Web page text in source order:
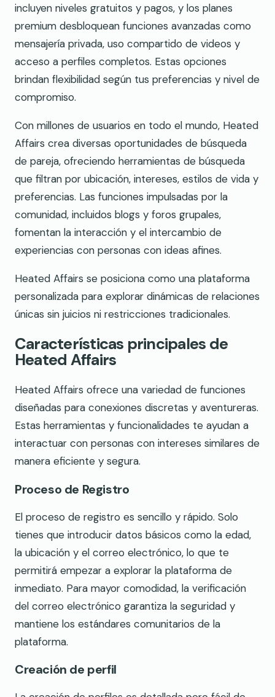
incluyen niveles gratuitos y pagos, y los planes
premium desbloquean funciones avanzadas como
mensajería privada, uso compartido de videos y
acceso a perfiles completos. Estas opciones
brindan flexibilidad según tus preferencias y nivel de
compromiso.
Con millones de usuarios en todo el mundo, Heated
Affairs crea diversas oportunidades de búsqueda
de pareja, ofreciendo herramientas de búsqueda
que filtran por ubicación, intereses, estilos de vida y
preferencias. Las funciones impulsadas por la
comunidad, incluidos blogs y foros grupales,
fomentan la interacción y el intercambio de
experiencias con personas con ideas afines.
Heated Affairs se posiciona como una plataforma
personalizada para explorar dinámicas de relaciones
únicas sin juicios ni restricciones tradicionales.
Características principales de
Heated Affairs
Heated Affairs ofrece una variedad de funciones
diseñadas para conexiones discretas y aventureras.
Estas herramientas y funcionalidades te ayudan a
interactuar con personas con intereses similares de
manera eficiente y segura.
Proceso de Registro
El proceso de registro es sencillo y rápido. Solo
tienes que introducir datos básicos como la edad,
la ubicación y el correo electrónico, lo que te
permitirá empezar a explorar la plataforma de
inmediato. Para mayor comodidad, la verificación
del correo electrónico garantiza la seguridad y
mantiene los estándares comunitarios de la
plataforma.
Creación de perfil